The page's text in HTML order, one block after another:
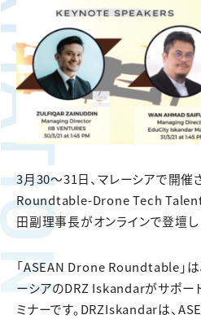
3月30～31日、マレーシアで開催
Roundtable-Drone Tech Talent
田副理事長がオンラインで登壇し
「ASEAN Drone Roundtable」
ーシアのDRZ Iskandarがサポー
ミナーです。DRZIskandarは、